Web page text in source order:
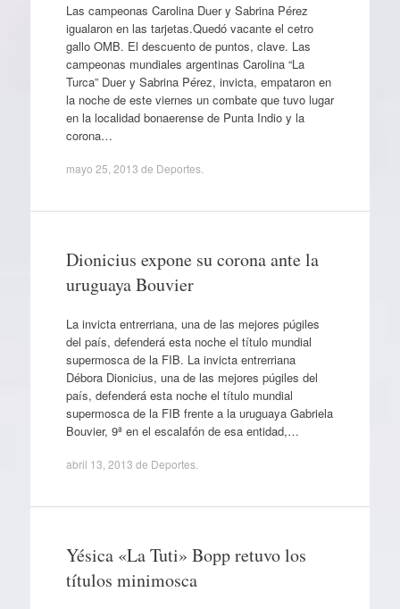
Las campeonas Carolina Duer y Sabrina Pérez
igualaron en las tarjetas.Quedó vacante el cetro
gallo OMB. El descuento de puntos, clave. Las
campeonas mundiales argentinas Carolina “La
Turca” Duer y Sabrina Pérez, invicta, empataron en
la noche de este viernes un combate que tuvo lugar
en la localidad bonaerense de Punta Indio y la
corona…
mayo 25, 2013 de Deportes.
Dionicius expone su corona ante la
uruguaya Bouvier
La invicta entrerriana, una de las mejores púgiles
del país, defenderá esta noche el título mundial
supermosca de la FIB. La invicta entrerriana
Débora Dionicius, una de las mejores púgiles del
país, defenderá esta noche el título mundial
supermosca de la FIB frente a la uruguaya Gabriela
Bouvier, 9ª en el escalafón de esa entidad,…
abril 13, 2013 de Deportes.
Yésica «La Tuti» Bopp retuvo los
títulos minimosca